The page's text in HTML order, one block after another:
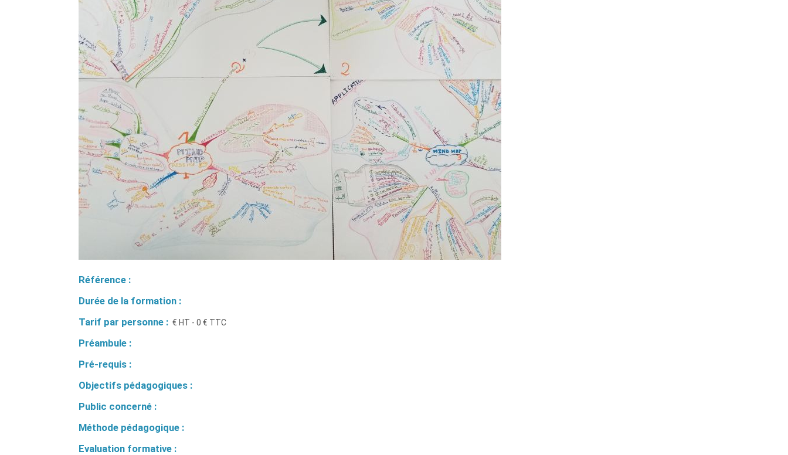
Référence :
Durée de la formation :
Tarif par personne : € HT - 0 € TTC
Préambule :
Pré-requis :
Objectifs pédagogiques :
Public concerné :
Méthode pédagogique :
Evaluation formative :